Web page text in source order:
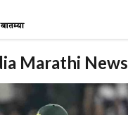
Marathi News